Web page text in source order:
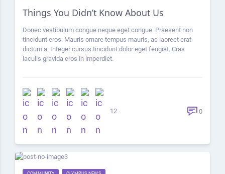
Things You Didn’t Know About Us
Donec vestibulum congue neque eget congue. Praesent non
tincidunt eros. Mauris ornare tempus mauris, ac laoreet erat
dictum a. Integer cursus tincidunt dolor eget feugiat. Cras
iaculis gravida eros in imperdiet.
12 0